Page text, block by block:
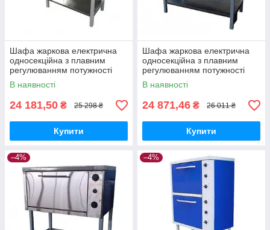
Шафа жаркова електрична
односекційна з плавним
регулюванням потужності
ШЖЕ-1-GN2/1 стандарт
В наявності
24 181,50 ₴ 25 298 ₴
Купити
Шафа жаркова електрична
односекційна з плавним
регулюванням потужності
ШЖЕ-1-GN2/1 майстер
В наявності
24 871,46 ₴ 26 011 ₴
Купити
–4% –4%